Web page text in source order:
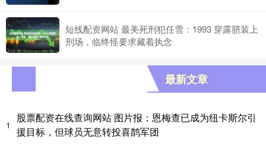
短线配资网站 最美死刑犯任雪：1993 穿露脐装上
刑场，临终怪要求藏着执念
最新文章
1
股票配资在线查询网站 图片报：恩梅查已成为纽卡斯尔引
援目标，但球员无意转投喜鹊军团